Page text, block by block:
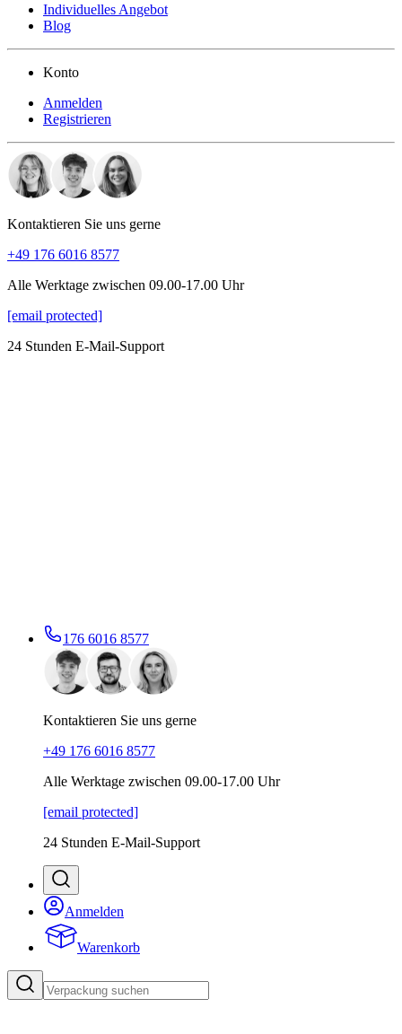
Individuelles Angebot
Blog
Konto
Anmelden
Registrieren
Kontaktieren Sie uns gerne
+49 176 6016 8577
Alle Werktage zwischen 09.00-17.00 Uhr
[email protected]
24 Stunden E-Mail-Support
176 6016 8577
Kontaktieren Sie uns gerne
+49 176 6016 8577
Alle Werktage zwischen 09.00-17.00 Uhr
[email protected]
24 Stunden E-Mail-Support
Anmelden
Warenkorb